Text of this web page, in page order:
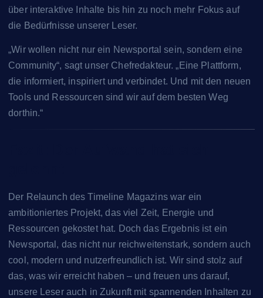
über interaktive Inhalte bis hin zu noch mehr Fokus auf
die Bedürfnisse unserer Leser.
„Wir wollen nicht nur ein Newsportal sein, sondern eine
Community“, sagt unser Chefredakteur. „Eine Plattform,
die informiert, inspiriert und verbindet. Und mit den neuen
Tools und Ressourcen sind wir auf dem besten Weg
dorthin.“
Der Relaunch des Timeline Magazins war ein
ambitioniertes Projekt, das viel Zeit, Energie und
Ressourcen gekostet hat. Doch das Ergebnis ist ein
Newsportal, das nicht nur reichweitenstark, sondern auch
cool, modern und nutzerfreundlich ist. Wir sind stolz auf
das, was wir erreicht haben – und freuen uns darauf,
unsere Leser auch in Zukunft mit spannenden Inhalten zu